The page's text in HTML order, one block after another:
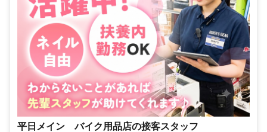
平日メイン バイク用品店の接客スタッフ